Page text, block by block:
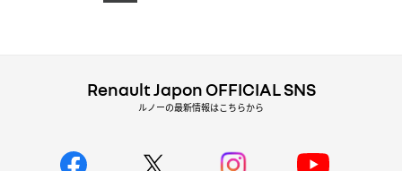
Renault Japon OFFICIAL SNS
ルノーの最新情報はこちらから